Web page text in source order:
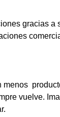
gracias a
menos
vuelve.